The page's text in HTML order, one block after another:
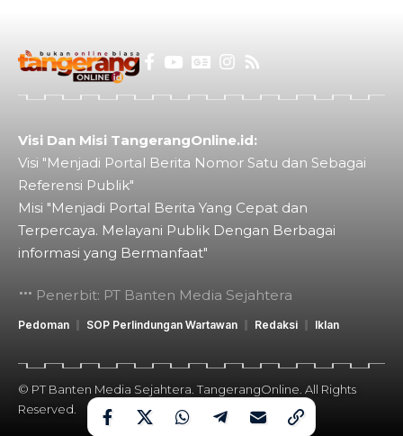
Visi Dan Misi TangerangOnline.id:
Visi "Menjadi Portal Berita Nomor Satu dan Sebagai
Referensi Publik"
Misi "Menjadi Portal Berita Yang Cepat dan
Terpercaya. Melayani Publik Dengan Berbagai
informasi yang Bermanfaat"
Penerbit: PT Banten Media Sejahtera
Pedoman SOP Perlindungan Wartawan Redaksi Iklan
© PT Banten Media Sejahtera. TangerangOnline. All Rights
Reserved.